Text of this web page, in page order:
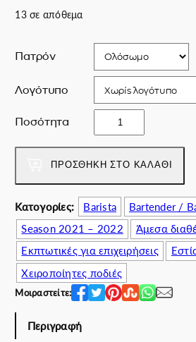
i
w
s
7
0
0
€
.
ή
ί
α
:
0
.
0
0
€
.
13 σε απόθεμα
Πατρόν
Λογότυπο
Ποσότητα
a
s
e
r
E
D
π
ο
σ
ό
τ
ΠΡΟΣΘΉΚΗ ΣΤΟ ΚΑΛΆΘΙ
Κατογορίες: Barista
Bartender /
Season 2021 – 2022
Άμεσα
Εκπτωτικές για επιχειρήσεις
Χειροποίητες ποδιές
Μοιραστείτε:
Περιγραφή